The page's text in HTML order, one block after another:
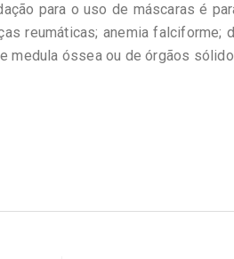
para o uso de máscaras é
reumáticas; anemia falciforme;
medula óssea ou de órgãos